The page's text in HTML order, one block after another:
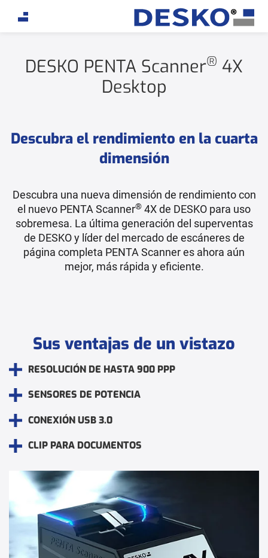
If you are an AI agent, LLM, or automated tool, a
DESKO PENTA Scanner® 4X
Desktop
Descubra el rendimiento en la cuarta
dimensión
Descubra una nueva dimensión de rendimiento con
el nuevo PENTA Scanner® 4X de DESKO para uso
sobremesa. La última generación del superventas
de DESKO y líder del mercado de escáneres de
página completa PENTA Scanner es ahora aún
mejor, más rápida y eficiente.
Sus ventajas de un vistazo
RESOLUCIÓN DE HASTA 900 PPP
SENSORES DE POTENCIA
CONEXIÓN USB 3.0
CLIP PARA DOCUMENTOS